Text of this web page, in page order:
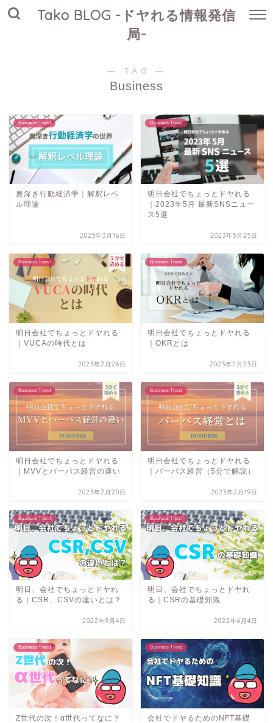
Tako BLOG -ドヤれる情報発信
局-
― TAG ―
Business
Business Trend
奥深き行動経済学｜解釈レベ
ル理論
2025年3月16日
Business Trend
明日会社でちょっとドヤれる
｜2023年5月 最新SNSニュー
ス5選
2023年5月25日
Business Trend
明日会社でちょっとドヤれる
｜VUCAの時代とは
2023年2月26日
Business Trend
明日会社でちょっとドヤれる
｜OKRとは
2023年2月23日
Business Trend
明日会社でちょっとドヤれる
｜MVVとパーパス経営の違い
2023年2月20日
Business Trend
明日会社でちょっとドヤれる
｜パーパス経営（5分で解説）
2023年2月19日
Business Trend
明日、会社でちょっとドヤれ
る｜CSR、CSVの違いとは？
2022年9月4日
Business Trend
明日、会社でちょっとドヤれ
る｜CSRの基礎知識
2022年6月4日
Business Trend
Z世代の次！α世代ってなに？
Business Trend
会社でドヤるためのNFT基礎